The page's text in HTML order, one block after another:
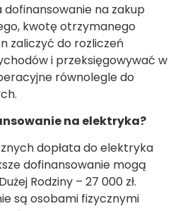
na zakup
kwotę otrzymanego
zaliczyć do rozliczeń
i przeksięgowywać w
równolegle do
na elektryka?
dopłata do elektryka
dofinansowanie mogą
Rodziny – 27 000 zł.
są osobami fizycznymi